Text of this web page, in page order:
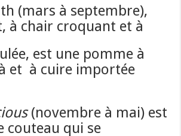
(mars à septembre),
à chair croquant et à
est une pomme à
et à cuire importée
(novembre à mai) est
couteau qui se